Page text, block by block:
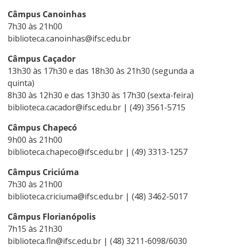
Câmpus Canoinhas
7h30 às 21h00
biblioteca.canoinhas@ifsc.edu.br
Câmpus Caçador
13h30 às 17h30 e das 18h30 às 21h30 (segunda a
quinta)
8h30 às 12h30 e das 13h30 às 17h30 (sexta-feira)
biblioteca.cacador@ifsc.edu.br | (49) 3561-5715
Câmpus Chapecó
9h00 às 21h00
biblioteca.chapeco@ifsc.edu.br | (49) 3313-1257
Câmpus Criciúma
7h30 às 21h00
biblioteca.criciuma@ifsc.edu.br | (48) 3462-5017
Câmpus Florianópolis
7h15 às 21h30
biblioteca.fln@ifsc.edu.br | (48) 3211-6098/6030